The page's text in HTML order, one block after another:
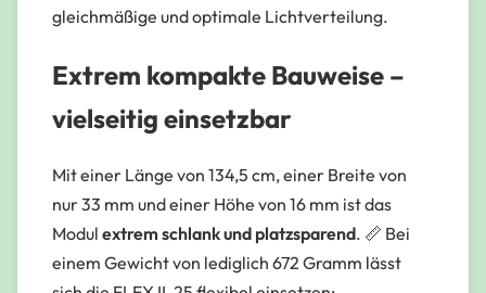
gleichmäßige und optimale Lichtverteilung.
Extrem kompakte Bauweise –
vielseitig einsetzbar
Mit einer Länge von 134,5 cm, einer Breite von
nur 33 mm und einer Höhe von 16 mm ist das
Modul extrem schlank und platzsparend. 📏 Bei
einem Gewicht von lediglich 672 Gramm lässt